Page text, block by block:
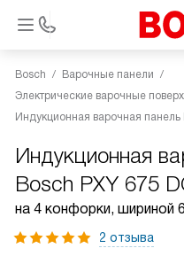
Bosch
Варочные панели
Электрические варочные
Индукционная варочная панель
Индукционная
Bosch PXY 675
на 4 конфорки, шириной
2 отзыва